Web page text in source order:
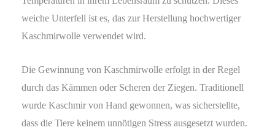
weiche Unterfell ist es, das zur Herstellung hochwertiger
Kaschmirwolle verwendet wird.
Die Gewinnung von Kaschmirwolle erfolgt in der Regel
durch das Kämmen oder Scheren der Ziegen. Traditionell
wurde Kaschmir von Hand gewonnen, was sicherstellte,
dass die Tiere keinem unnötigen Stress ausgesetzt wurden.